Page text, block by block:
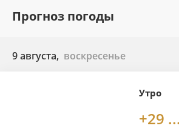
Прогноз погоды
9 августа, воскресенье
Утро
+29